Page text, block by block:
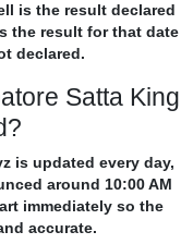
is the result declared
the result for that date
declared.
Satta King
is updated every day,
around 10:00 AM
immediately so the
accurate.